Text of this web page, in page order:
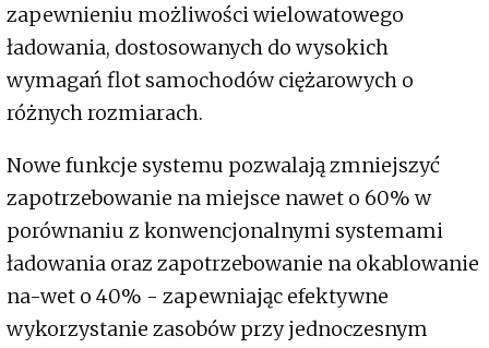
zapewnieniu możliwości wielowatowego
ładowania, dostosowanych do wysokich
wymagań flot samochodów ciężarowych o
różnych rozmiarach.
Nowe funkcje systemu pozwalają zmniejszyć
zapotrzebowanie na miejsce nawet o 60% w
porównaniu z konwencjonalnymi systemami
ładowania oraz zapotrzebowanie na okablowanie
na-wet o 40% - zapewniając efektywne
wykorzystanie zasobów przy jednoczesnym